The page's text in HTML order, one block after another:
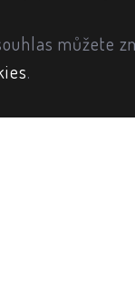
můžete
.